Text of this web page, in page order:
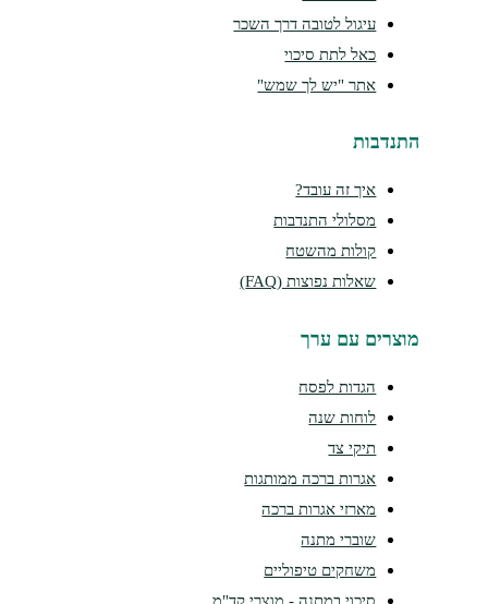
עיגול לטובה דרך השכר
כאל לתת סיכוי
אתר "יש לך שמש"
איך זה עובד?
מסלולי התנדבות
קולות מהשטח
שאלות נפוצות (FAQ)
עם ערך
הגדות לפסח
לוחות שנה
אגרות ברכה ממותגות
מארזי אגרות ברכה
שוברי מתנה
משחקים טיפוליים